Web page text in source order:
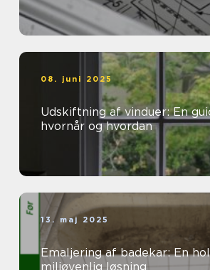
08. juni 2025
Udskiftning af vinduer: En
hvornår og hvordan
13. maj 2025
Emaljering af badekar: En
miljøvenlig løsning